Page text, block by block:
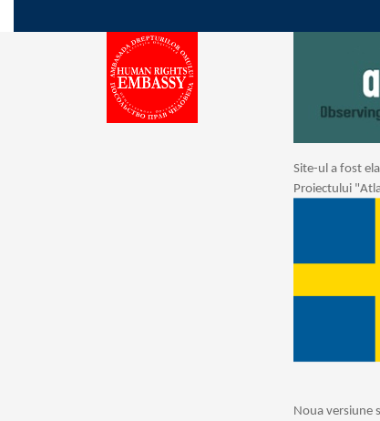
Site-ul a fost
Proiectului
Noua versiune